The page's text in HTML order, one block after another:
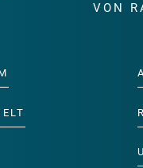
VON